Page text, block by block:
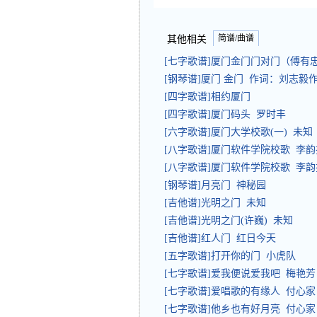
其他相关 简谱/曲谱
[七字歌谱]厦门金门门对门（傅有
[钢琴谱]厦门 金门 作词：刘志毅
[四字歌谱]相约厦门
[四字歌谱]厦门码头 罗时丰
[六字歌谱]厦门大学校歌(一) 未知
[八字歌谱]厦门软件学院校歌 李
[八字歌谱]厦门软件学院校歌 李
[钢琴谱]月亮门 神秘园
[吉他谱]光明之门 未知
[吉他谱]光明之门(许巍) 未知
[吉他谱]红人门 红日今天
[五字歌谱]打开你的门 小虎队
[七字歌谱]爱我便说爱我吧 梅艳芳
[七字歌谱]爱唱歌的有缘人 付心家
[七字歌谱]他乡也有好月亮 付心家